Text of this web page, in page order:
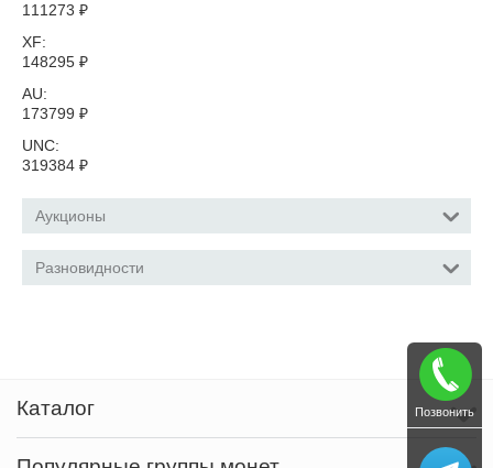
111273 ₽
XF:
148295 ₽
AU:
173799 ₽
UNC:
319384 ₽
Аукционы
Разновидности
Каталог Позвонить